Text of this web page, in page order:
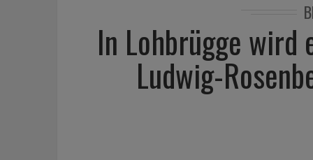
In Lohbrügge wird
Ludwig-